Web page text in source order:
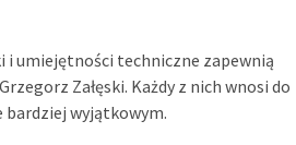
i umiejętności techniczne zapewnią
Załęski. Każdy z nich wnosi do
bardziej wyjątkowym.